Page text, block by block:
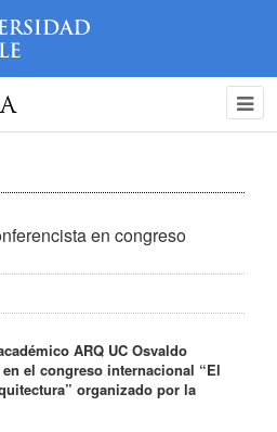
en congreso
ARQ UC Osvaldo
el congreso internacional “El
organizado por la